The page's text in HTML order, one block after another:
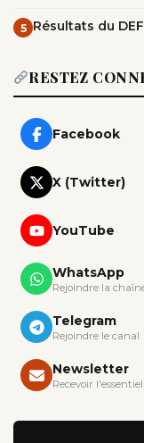
5 Résultats du
RESTEZ
Facebook
X (Twitter)
YouTube
WhatsApp
Rejoindre la
Telegram
Rejoindre le canal
Newsletter
Recevoir